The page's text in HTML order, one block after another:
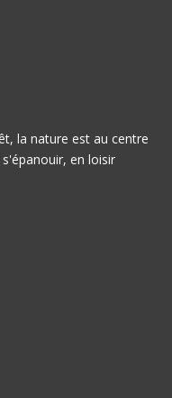
la nature est au centre
en loisir